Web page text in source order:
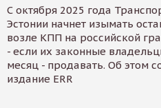
С октября 2025 года
Эстонии начнет изымать
возле КПП на российской
- если их законные
месяц - продавать. Об этом
издание ERR